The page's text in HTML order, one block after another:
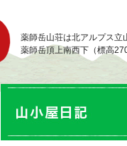
薬師岳山荘は北アルプス立
薬師岳頂上南西下（標高